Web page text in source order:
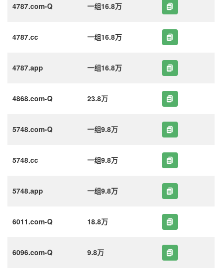
4787.com-Q 一组16.8万
4787.cc 一组16.8万
4787.app 一组16.8万
4868.com-Q 23.8万
5748.com-Q 一组9.8万
5748.cc 一组9.8万
5748.app 一组9.8万
6011.com-Q 18.8万
6096.com-Q 9.8万